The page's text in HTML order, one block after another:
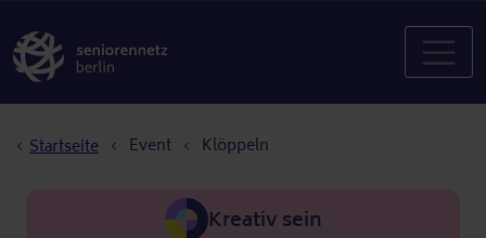
Startseite Event Klöppeln
Kreativ sein